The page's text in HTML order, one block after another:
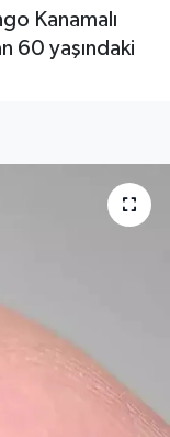
Kanamalı
60 yaşındaki